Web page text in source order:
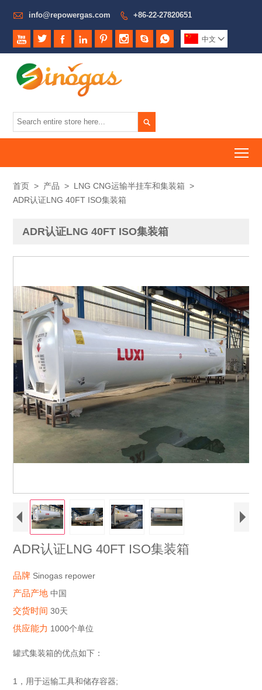
 info@repowergas.com  +86-22-27820651
        中文 

首页 > 产品 > LNG CNG运输半挂车和集装箱 >
ADR认证LNG 40FT ISO集装箱
ADR认证LNG 40FT ISO集装箱
ADR认证LNG 40FT ISO集装箱
品牌 Sinogas repower
产品产地中国
交货时间30天
供应能力 1000个单位
罐式集装箱的优点如下：
1，用于运输工具和储存容器;